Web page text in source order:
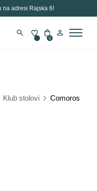
na adresi Rajska 6!
0
Klub stolovi Comoros